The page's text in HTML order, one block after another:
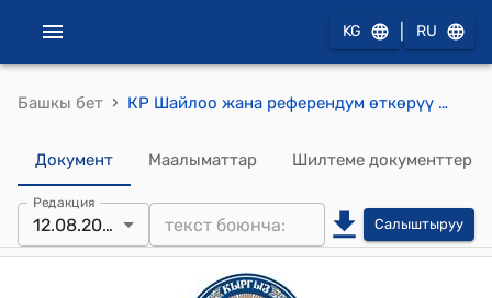
KG RU
Башкы бет › КР Шайлоо жана референдум өткөрүү боюнча борбордук комиссиясынын 2009-жылдын 12-августундагы № 239 "Бишкек шаардык шайлоо комиссиясын түзүү жөнүндө" токтому
Документ Маалыматтар Шилтеме документтер
Редакция
12.08.2009 Салыштыруу